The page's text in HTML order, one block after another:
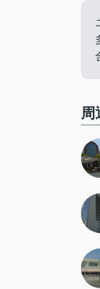
周